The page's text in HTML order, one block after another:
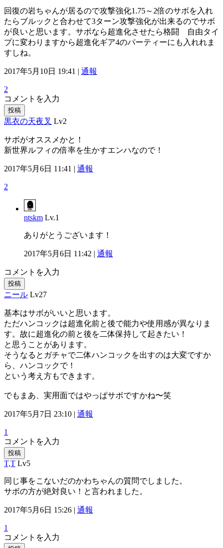
回復の岩ちゃんが居るので攻撃強化1.75～2倍のサボを入れ
たらブルックと合わせて3ターン攻撃強化が出来るのでサボ
が良いと思います。サボなら超進化させたら格闘 自由タイ
プに変わりますから超進化ギア4のパーティーにも入れれま
すしね。
2017年5月10日 19:41 | 通報
2
コメントを入力
投稿
黒衣の天夜叉 Lv2
サボがオススメかと！
新世界ルフィの倍率を生かすエンハなので！
2017年5月6日 11:41 | 通報
2
ntskm Lv.1
ありがとうございます！
2017年5月6日 11:42 | 通報
コメントを入力
投稿
ニール Lv27
基本はサボがいいと思います。
ただハンコックは超進化前と後で能力や使用感が異なりま
す。故に超進化の前と後を二体保持して起きたい！
と思うことがあります。
そうなるとガチャで二体ハンコックを出すのは大変ですか
ら、ハンコックで！
という考え方もできます。
でもまあ、実用面ではやっぱサボですかね〜笑
2017年5月7日 23:10 | 通報
1
コメントを入力
投稿
T,T Lv5
同じ事をこないだのかわちゃんの質問でしました。
サボの方が絶対良い！と言われました。
2017年5月6日 15:26 | 通報
1
コメントを入力